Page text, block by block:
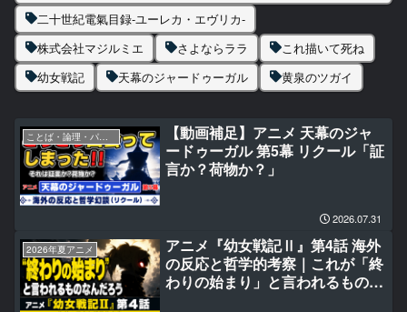
二十世紀電氣目録-ユーレカ・エヴリカ-
株式会社マジルミエ
さよならララ
これ描いて死ね
幼女戦記
天幕のジャードゥーガル 黄泉のツガイ
ことば・論理・パラドックス
【動画補足】アニメ 天幕のジャ
ードゥーガル 第5幕 リクール「証
言か？荷物か？」
2026.07.31
2026年夏アニメ
アニメ『幼女戦記Ⅱ』第4話 海外
の反応と哲学的考察｜これが「終
わりの始まり」と言われるものな